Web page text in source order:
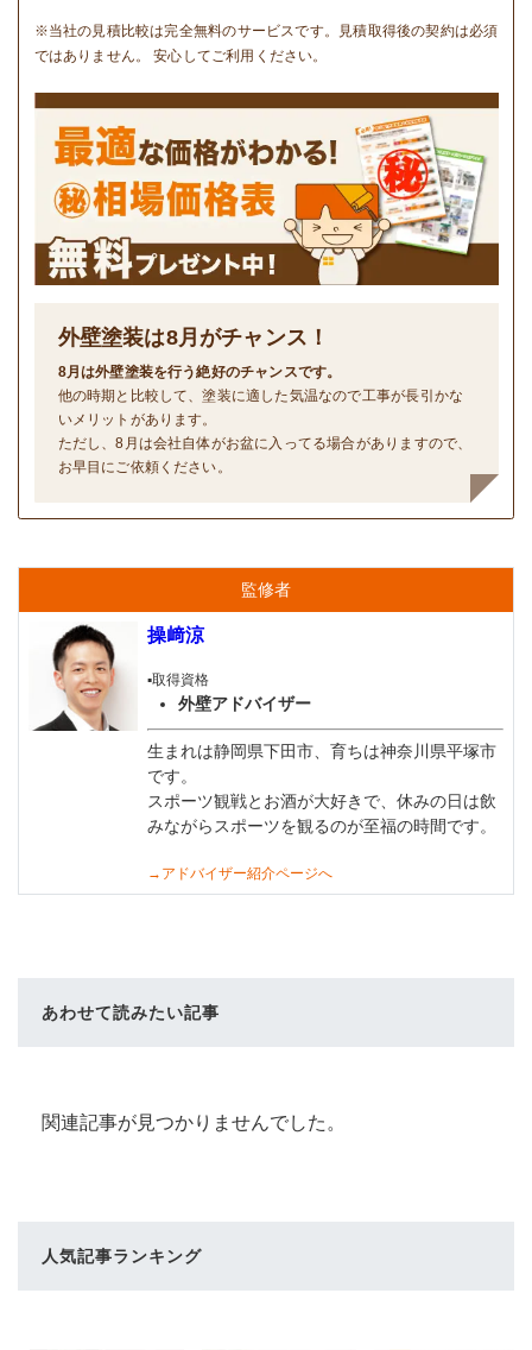
※当社の見積比較は完全無料のサービスです。見積取得後の契約は必須
ではありません。 安心してご利用ください。
外壁塗装は8月がチャンス！
8月は外壁塗装を行う絶好のチャンスです。
他の時期と比較して、塗装に適した気温なので工事が長引かな
いメリットがあります。
ただし、8月は会社自体がお盆に入ってる場合がありますので、
お早目にご依頼ください。
監修者
操﨑涼
▪️取得資格
外壁アドバイザー
生まれは静岡県下田市、育ちは神奈川県平塚市
です。
スポーツ観戦とお酒が大好きで、休みの日は飲
みながらスポーツを観るのが至福の時間です。
→アドバイザー紹介ページへ
あわせて読みたい記事
関連記事が見つかりませんでした。
人気記事ランキング